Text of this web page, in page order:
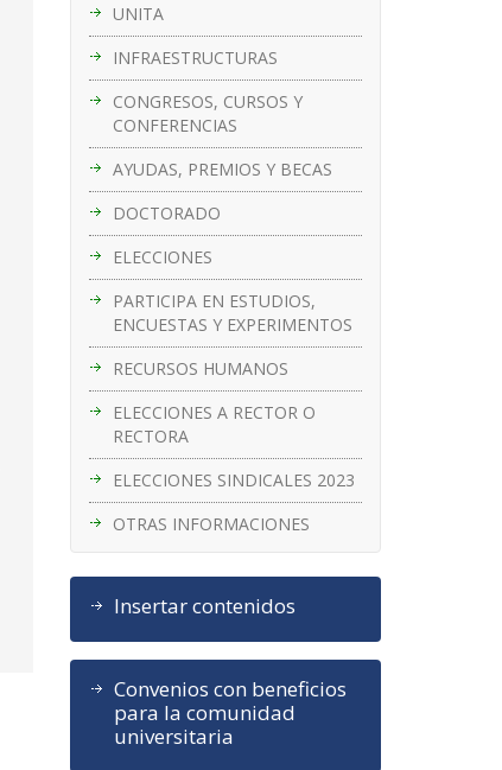
UNITA
INFRAESTRUCTURAS
CONGRESOS, CURSOS Y
CONFERENCIAS
AYUDAS, PREMIOS Y BECAS
DOCTORADO
ELECCIONES
PARTICIPA EN ESTUDIOS,
ENCUESTAS Y EXPERIMENTOS
RECURSOS HUMANOS
ELECCIONES A RECTOR O
RECTORA
ELECCIONES SINDICALES 2023
OTRAS INFORMACIONES
Insertar contenidos
Convenios con beneficios
para la comunidad
universitaria